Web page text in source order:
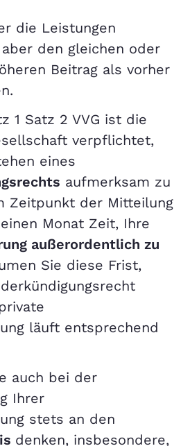
die Leistungen
den gleichen oder
Beitrag als vorher
1 Satz 2 VVG ist die
verpflichtet,
eines
aufmerksam zu
Zeitpunkt der Mitteilung
Monat Zeit, Ihre
außerordentlich zu
Sie diese Frist,
läuft entsprechend
auch bei der
Ihrer
stets an den
denken, insbesondere,